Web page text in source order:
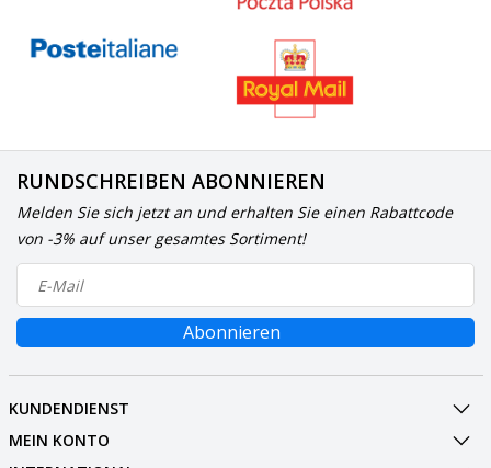
RUNDSCHREIBEN ABONNIEREN
Melden Sie sich jetzt an und erhalten Sie einen Rabattcode
von -3% auf unser gesamtes Sortiment!
Abonnieren
KUNDENDIENST
MEIN KONTO